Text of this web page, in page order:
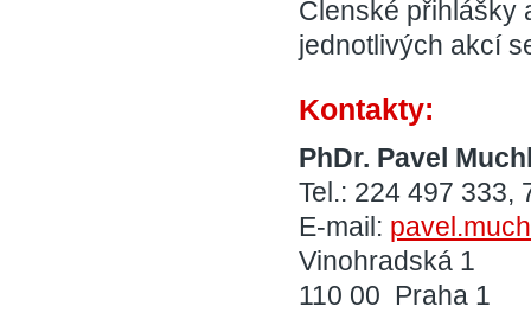
Členské přihlášky
jednotlivých akcí
Kontakty:
PhDr. Pavel
Tel.: 224 497 333,
E-mail:
Vinohradská 1
110 00 Praha 1